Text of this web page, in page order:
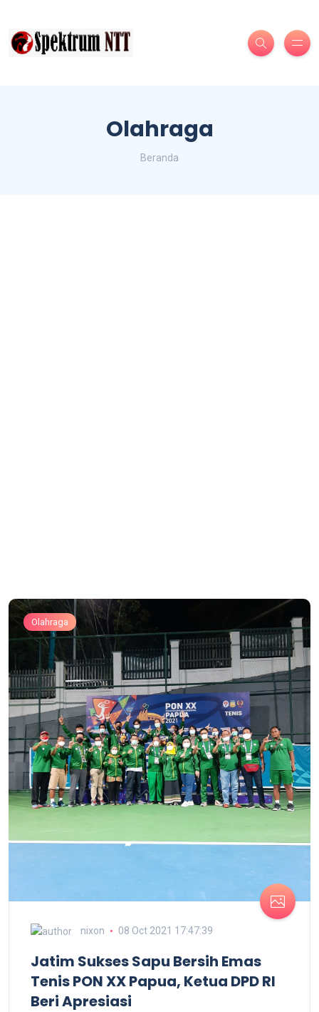
Olahraga
Beranda
Olahraga
nixon 08 Oct 2021 17:47:39
Jatim Sukses Sapu Bersih Emas
Tenis PON XX Papua, Ketua DPD RI
Beri Apresiasi